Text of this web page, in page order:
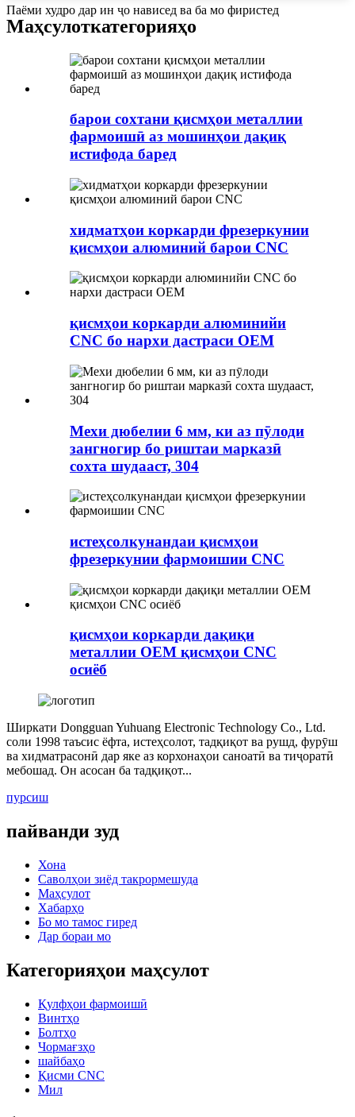
Паёми худро дар ин ҷо нависед ва ба мо фиристед
Маҳсулоткатегорияҳо
барои сохтани қисмҳои металлии
фармоишӣ аз мошинҳои дақиқ
истифода баред
хидматҳои коркарди фрезеркунии
қисмҳои алюминий барои CNC
қисмҳои коркарди алюминийи
CNC бо нархи дастраси OEM
Мехи дюбелии 6 мм, ки аз пӯлоди
зангногир бо риштаи марказӣ
сохта шудааст, 304
истеҳсолкунандаи қисмҳои
фрезеркунии фармоишии CNC
қисмҳои коркарди дақиқи
металлии OEM қисмҳои CNC
осиёб
Ширкати Dongguan Yuhuang Electronic Technology Co., Ltd.
соли 1998 таъсис ёфта, истеҳсолот, тадқиқот ва рушд, фурӯш
ва хидматрасонӣ дар яке аз корхонаҳои саноатӣ ва тиҷоратӣ
мебошад. Он асосан ба тадқиқот...
пурсиш
пайванди зуд
Хона
Саволҳои зиёд такрормешуда
Маҳсулот
Хабарҳо
Бо мо тамос гиред
Дар бораи мо
Категорияҳои маҳсулот
Қулфҳои фармоишӣ
Винтҳо
Болтҳо
Чормағзҳо
шайбаҳо
Қисми CNC
Мил